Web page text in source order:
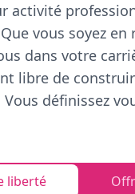
activité
vous soyez
dans votre
libre de
définissez
liberté